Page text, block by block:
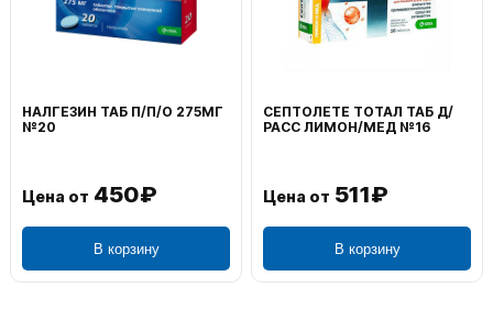
ВОЛЬТАРЕН ЭМУЛЬГЕЛЬ
НАРУЖ 2% 100Г
Цена от1 195₽
В корзину
ФЕНИСТИЛ ГЕЛЬ НАРУЖ
0,1% 50Г
Цена от804₽
В корзину